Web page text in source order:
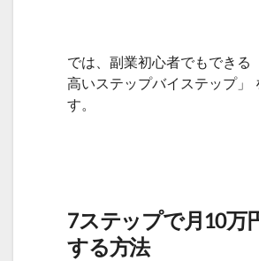
では、副業初心者でもできる
高いステップバイステップ」
す。
7ステップで月10万
する方法